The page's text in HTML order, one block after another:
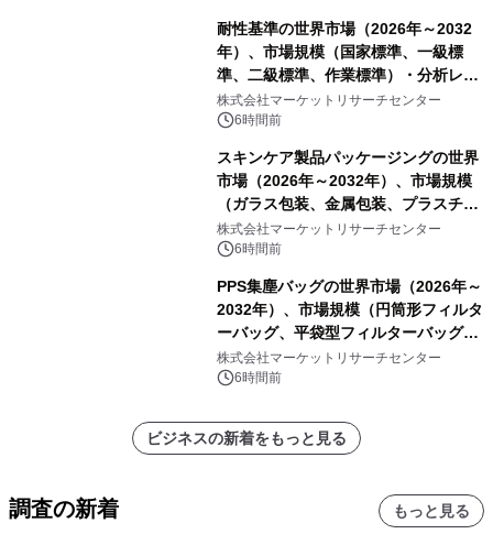
耐性基準の世界市場（2026年～2032
年）、市場規模（国家標準、一級標
準、二級標準、作業標準）・分析レポ
ートを発表
株式会社マーケットリサーチセンター
6時間前
スキンケア製品パッケージングの世界
市場（2026年～2032年）、市場規模
（ガラス包装、金属包装、プラスチッ
ク包装、その他）・分析レポートを発
表
株式会社マーケットリサーチセンター
6時間前
PPS集塵バッグの世界市場（2026年～
2032年）、市場規模（円筒形フィルタ
ーバッグ、平袋型フィルターバッグ、
プリーツフィルターバッグ、その
他）・分析レポートを発表
株式会社マーケットリサーチセンター
6時間前
ビジネスの新着をもっと見る
調査の新着 もっと見る